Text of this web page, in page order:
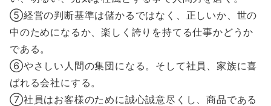
⑤経営の判断基準は儲かるではなく、正しいか、世の
中のためになるか、楽しく誇りを持てる仕事かどうか
である。
⑥やさしい人間の集団になる。そして社員、家族に喜
ばれる会社にする。
⑦社員はお客様のために誠心誠意尽くし、商品である